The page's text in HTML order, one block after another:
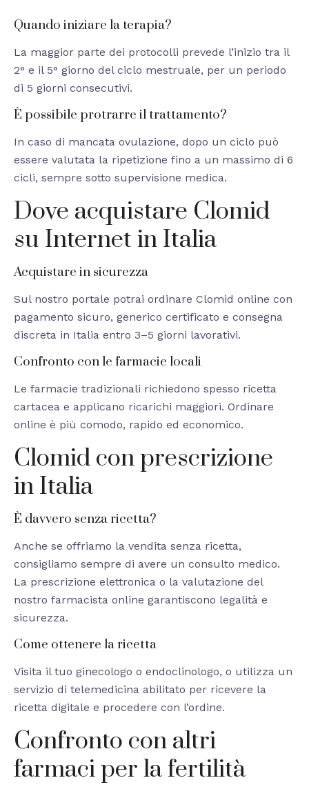
Quando iniziare la terapia?
La maggior parte dei protocolli prevede l’inizio tra il
2° e il 5° giorno del ciclo mestruale, per un periodo
di 5 giorni consecutivi.
È possibile protrarre il trattamento?
In caso di mancata ovulazione, dopo un ciclo può
essere valutata la ripetizione fino a un massimo di 6
cicli, sempre sotto supervisione medica.
Dove acquistare Clomid
su Internet in Italia
Acquistare in sicurezza
Sul nostro portale potrai ordinare Clomid online con
pagamento sicuro, generico certificato e consegna
discreta in Italia entro 3–5 giorni lavorativi.
Confronto con le farmacie locali
Le farmacie tradizionali richiedono spesso ricetta
cartacea e applicano ricarichi maggiori. Ordinare
online è più comodo, rapido ed economico.
Clomid con prescrizione
in Italia
È davvero senza ricetta?
Anche se offriamo la vendita senza ricetta,
consigliamo sempre di avere un consulto medico.
La prescrizione elettronica o la valutazione del
nostro farmacista online garantiscono legalità e
sicurezza.
Come ottenere la ricetta
Visita il tuo ginecologo o endoclinologo, o utilizza un
servizio di telemedicina abilitato per ricevere la
ricetta digitale e procedere con l’ordine.
Confronto con altri
farmaci per la fertilità